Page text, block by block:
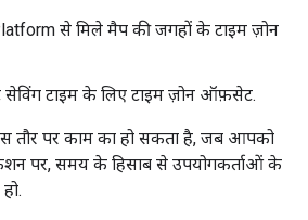
से मिले मैप की जगहों के टाइम ज़ोन
सेविंग टाइम के लिए टाइम ज़ोन ऑफ़सेट.
तौर पर काम का हो सकता है, जब आपको
पर, समय के हिसाब से उपयोगकर्ताओं के